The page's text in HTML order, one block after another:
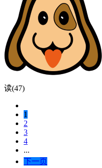
读(47)
1
2
3
4
...
下一页